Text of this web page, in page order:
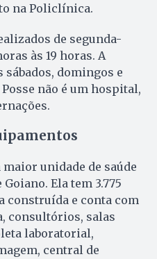
na Policlínica.
de segunda-
às 19 horas. A
domingos e
não é um hospital,
unidade de saúde
Ela tem 3.775
construída e conta com
consultórios, salas
laboratorial,
central de